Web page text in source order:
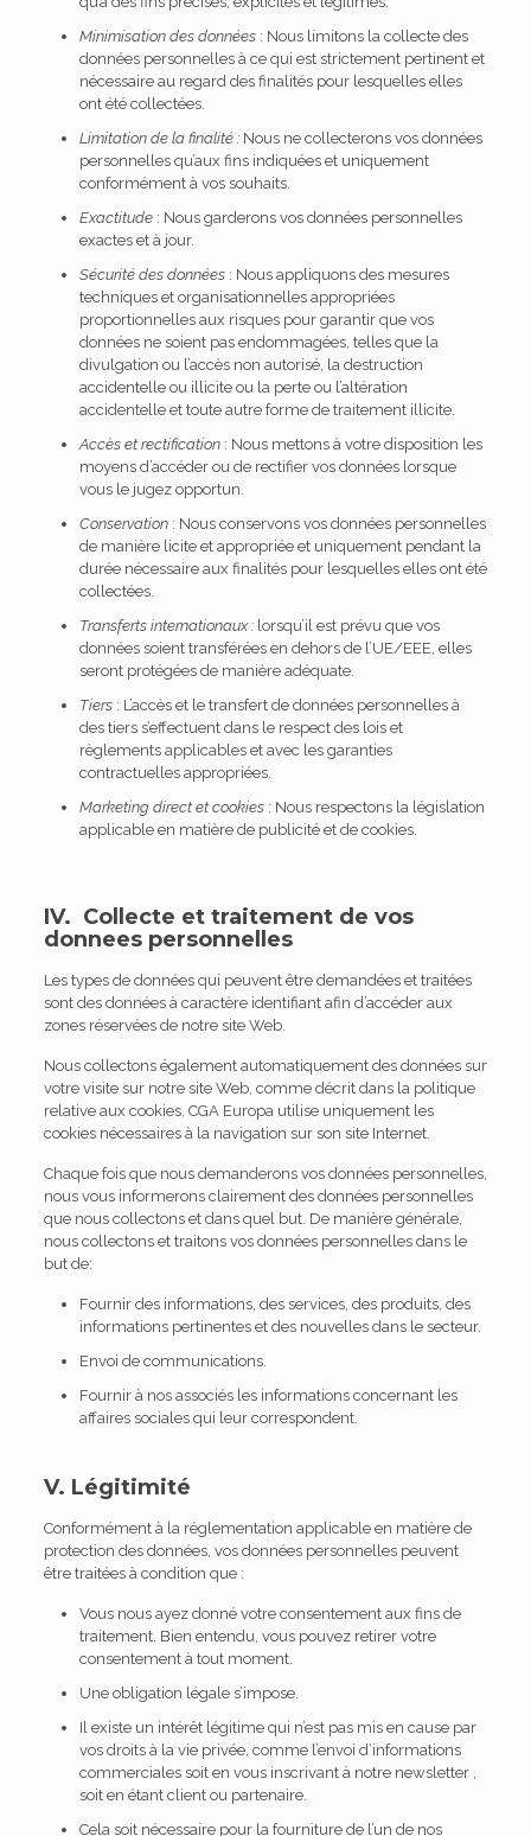
Minimisation des données : Nous limitons la collecte des
données personnelles à ce qui est strictement pertinent et
nécessaire au regard des finalités pour lesquelles elles
ont été collectées.
Limitation de la finalité : Nous ne collecterons vos données
personnelles qu’aux fins indiquées et uniquement
conformément à vos souhaits.
Exactitude : Nous garderons vos données personnelles
exactes et à jour.
Sécurité des données : Nous appliquons des mesures
techniques et organisationnelles appropriées
proportionnelles aux risques pour garantir que vos
données ne soient pas endommagées, telles que la
divulgation ou l’accès non autorisé, la destruction
accidentelle ou illicite ou la perte ou l’altération
accidentelle et toute autre forme de traitement illicite.
Accès et rectification : Nous mettons à votre disposition les
moyens d’accéder ou de rectifier vos données lorsque
vous le jugez opportun.
Conservation : Nous conservons vos données personnelles
de manière licite et appropriée et uniquement pendant la
durée nécessaire aux finalités pour lesquelles elles ont été
collectées.
Transferts internationaux : lorsqu’il est prévu que vos
données soient transférées en dehors de l’UE/EEE, elles
seront protégées de manière adéquate.
Tiers : L’accès et le transfert de données personnelles à
des tiers s’effectuent dans le respect des lois et
règlements applicables et avec les garanties
contractuelles appropriées.
Marketing direct et cookies : Nous respectons la législation
applicable en matière de publicité et de cookies.
IV. Collecte et traitement de vos
donnees personnelles
Les types de données qui peuvent être demandées et traitées
sont des données à caractère identifiant afin d’accéder aux
zones réservées de notre site Web.
Nous collectons également automatiquement des données sur
votre visite sur notre site Web, comme décrit dans la politique
relative aux cookies. CGA Europa utilise uniquement les
cookies nécessaires à la navigation sur son site Internet.
Chaque fois que nous demanderons vos données personnelles,
nous vous informerons clairement des données personnelles
que nous collectons et dans quel but. De manière générale,
nous collectons et traitons vos données personnelles dans le
but de:
Fournir des informations, des services, des produits, des
informations pertinentes et des nouvelles dans le secteur.
Envoi de communications.
Fournir à nos associés les informations concernant les
affaires sociales qui leur correspondent.
V. Légitimité
Conformément à la réglementation applicable en matière de
protection des données, vos données personnelles peuvent
être traitées à condition que :
Vous nous ayez donné votre consentement aux fins de
traitement. Bien entendu, vous pouvez retirer votre
consentement à tout moment.
Une obligation légale s’impose.
Il existe un intérêt légitime qui n’est pas mis en cause par
vos droits à la vie privée, comme l’envoi d’informations
commerciales soit en vous inscrivant à notre newsletter ,
soit en étant client ou partenaire.
Cela soit nécessaire pour la fourniture de l’un de nos